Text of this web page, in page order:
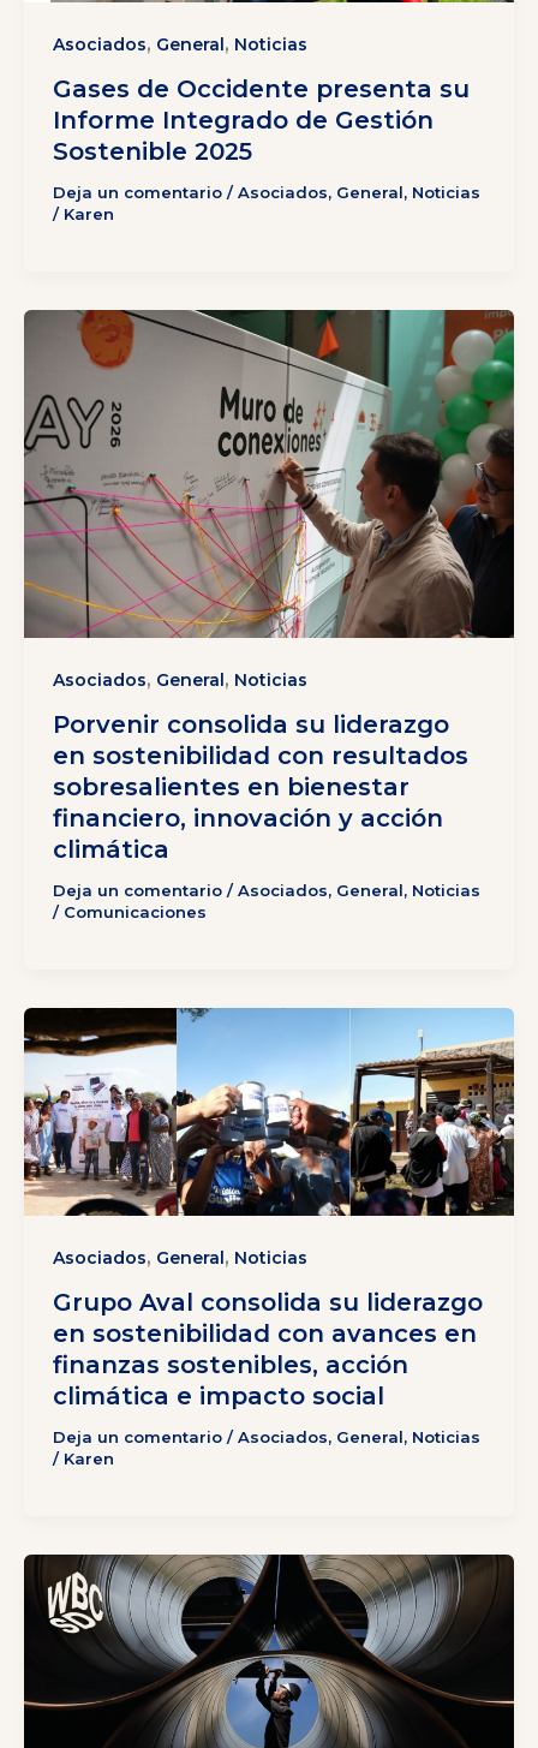
Asociados, General, Noticias
Gases de Occidente presenta su
Informe Integrado de Gestión
Sostenible 2025
Deja un comentario /Asociados, General, Noticias
/ Karen
Asociados, General, Noticias
Porvenir consolida su liderazgo
en sostenibilidad con resultados
sobresalientes en bienestar
financiero, innovación y acción
climática
Deja un comentario /Asociados, General, Noticias
/ Comunicaciones
Asociados, General, Noticias
Grupo Aval consolida su liderazgo
en sostenibilidad con avances en
finanzas sostenibles, acción
climática e impacto social
Deja un comentario /Asociados, General, Noticias
/ Karen